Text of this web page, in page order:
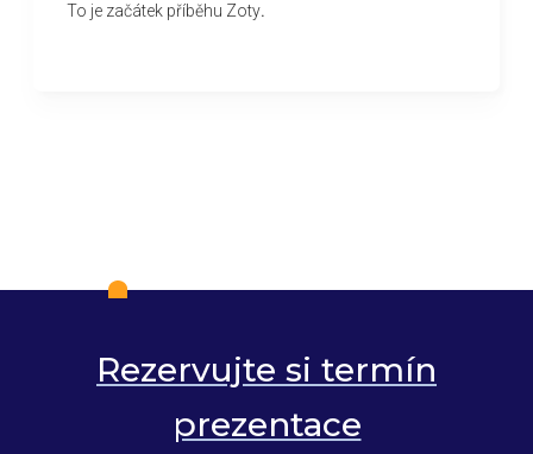
To je začátek příběhu Zoty.
Rezervujte si termín
prezentace